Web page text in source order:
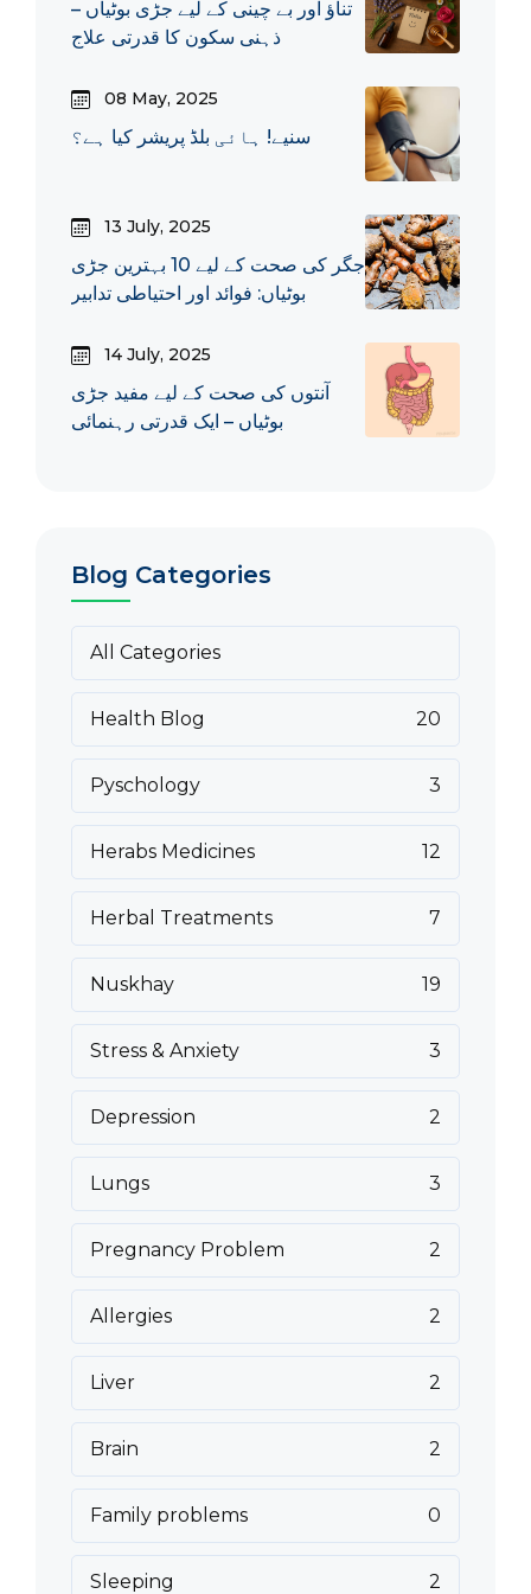
تناؤ اور بے چینی کے لیے جڑی بوٹیاں –
ذہنی سکون کا قدرتی علاج
08 May, 2025
سنیے! ہائی بلڈ پریشر کیا ہے؟
13 July, 2025
جگر کی صحت کے لیے 10 بہترین جڑی
بوٹیاں: فوائد اور احتیاطی تدابیر
14 July, 2025
آنتوں کی صحت کے لیے مفید جڑی
بوٹیاں – ایک قدرتی رہنمائی
Blog Categories
All Categories
Health Blog 20
Pyschology 3
Herabs Medicines 12
Herbal Treatments 7
Nuskhay 19
Stress & Anxiety 3
Depression 2
Lungs 3
Pregnancy Problem 2
Allergies 2
Liver 2
Brain 2
Family problems 0
Sleeping 2